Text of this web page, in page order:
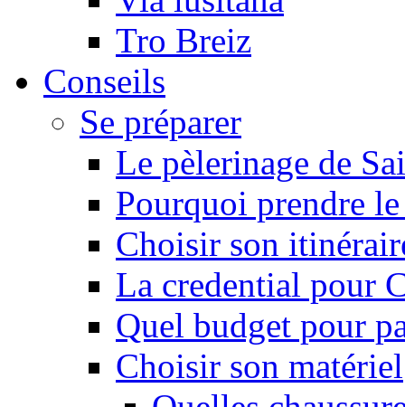
Tro Breiz
Conseils
Se préparer
Le pèlerinage de
Pourquoi prendre
Choisir son
La credential pour
Quel budget pour
Choisir son matériel